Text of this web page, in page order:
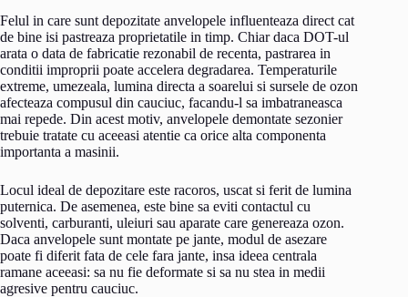
Felul in care sunt depozitate anvelopele influenteaza direct cat
de bine isi pastreaza proprietatile in timp. Chiar daca DOT-ul
arata o data de fabricatie rezonabil de recenta, pastrarea in
conditii improprii poate accelera degradarea. Temperaturile
extreme, umezeala, lumina directa a soarelui si sursele de ozon
afecteaza compusul din cauciuc, facandu-l sa imbatraneasca
mai repede. Din acest motiv, anvelopele demontate sezonier
trebuie tratate cu aceeasi atentie ca orice alta componenta
importanta a masinii.
Locul ideal de depozitare este racoros, uscat si ferit de lumina
puternica. De asemenea, este bine sa eviti contactul cu
solventi, carburanti, uleiuri sau aparate care genereaza ozon.
Daca anvelopele sunt montate pe jante, modul de asezare
poate fi diferit fata de cele fara jante, insa ideea centrala
ramane aceeasi: sa nu fie deformate si sa nu stea in medii
agresive pentru cauciuc.